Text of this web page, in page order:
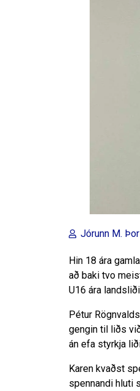
Jórunn M.
Hin 18 ára
að baki tvo
U16 ára
Pétur
gengin til liðs
án efa styrkja
Karen kvaðst
spennandi hluti